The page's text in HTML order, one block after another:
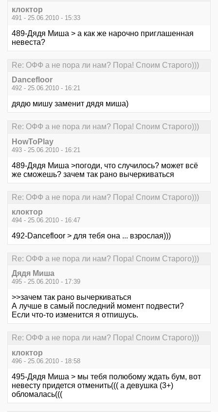
клоктор
491 - 25.06.2010 - 15:33
489-Дядя Миша > а как же нарочно приглашенная
невеста?
Re: ОФФ а не пора ли нам? Пора! Споим Старого)))
Dancefloor
492 - 25.06.2010 - 16:21
дядю мишу заменит дядя миша)
Re: ОФФ а не пора ли нам? Пора! Споим Старого)))
HowToPlay
493 - 25.06.2010 - 16:21
489-Дядя Миша >погоди, что случилось? может всё
же сможешь? зачем так рано вычеркиваться
Re: ОФФ а не пора ли нам? Пора! Споим Старого)))
клоктор
494 - 25.06.2010 - 16:47
492-Dancefloor > для тебя она ... взрослая)))
Re: ОФФ а не пора ли нам? Пора! Споим Старого)))
Дядя Миша
495 - 25.06.2010 - 17:39
>>зачем так рано вычеркиваться
А лучше в самый последний момент подвести?
Если что-то изменится я отпишусь.
Re: ОФФ а не пора ли нам? Пора! Споим Старого)))
клоктор
496 - 25.06.2010 - 18:58
495-Дядя Миша > мы тебя полюбому ждать бум, вот
невесту придется отменить((( а девушка (3+)
обломалась(((